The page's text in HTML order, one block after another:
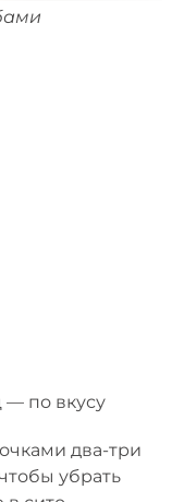
по вкусу
два-три
убрать